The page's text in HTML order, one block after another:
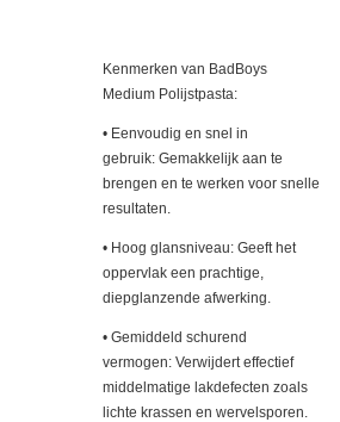
Kenmerken van BadBoys
Medium Polijstpasta:
• Eenvoudig en snel in
gebruik: Gemakkelijk aan te
brengen en te werken voor snelle
resultaten.
• Hoog glansniveau: Geeft het
oppervlak een prachtige,
diepglanzende afwerking.
• Gemiddeld schurend
vermogen: Verwijdert effectief
middelmatige lakdefecten zoals
lichte krassen en wervelsporen.